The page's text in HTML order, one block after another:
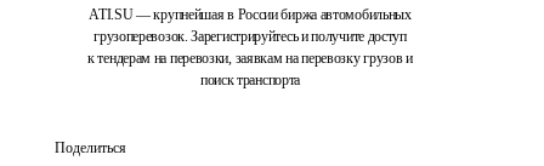
ATI.SU — крупнейшая в России биржа автомобильных
грузоперевозок. Зарегистрируйтесь и получите доступ
к тендерам на перевозки, заявкам на перевозку грузов и
поиск транспорта
Поделиться